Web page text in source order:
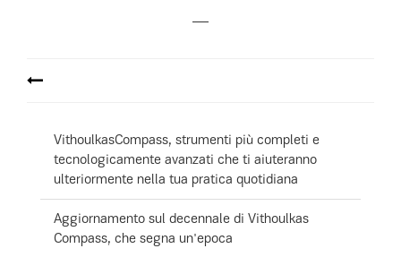
VithoulkasCompass, strumenti più completi e
tecnologicamente avanzati che ti aiuteranno
ulteriormente nella tua pratica quotidiana
Aggiornamento sul decennale di Vithoulkas
Compass, che segna un'epoca